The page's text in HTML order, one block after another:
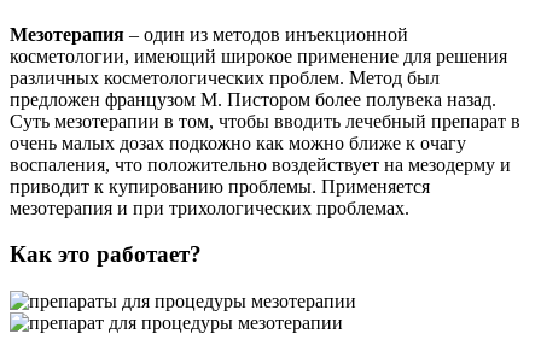
Мезотерапия – один из методов инъекционной
косметологии, имеющий широкое применение для решения
различных косметологических проблем. Метод был
предложен французом М. Пистором более полувека назад.
Суть мезотерапии в том, чтобы вводить лечебный препарат в
очень малых дозах подкожно как можно ближе к очагу
воспаления, что положительно воздействует на мезодерму и
приводит к купированию проблемы. Применяется
мезотерапия и при трихологических проблемах.
Как это работает?